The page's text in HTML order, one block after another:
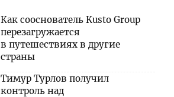
Как сооснователь Kusto Group
перезагружается
в путешествиях в другие
страны
Тимур Турлов получил
контроль над